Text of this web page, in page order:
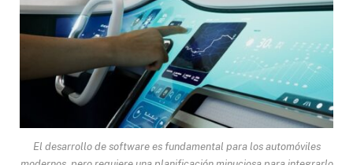
El desarrollo de software es fundamental para los automóviles